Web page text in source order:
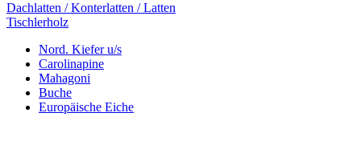
Dachlatten / Konterlatten / Latten
Tischlerholz
Nord. Kiefer u/s
Carolinapine
Mahagoni
Buche
Europäische Eiche